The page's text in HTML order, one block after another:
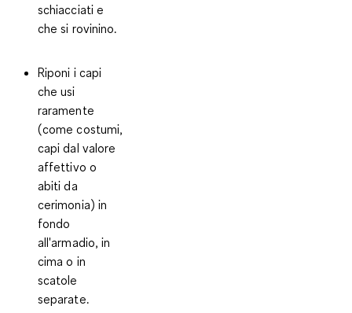
schiacciati e
che si rovinino.
Riponi i capi
che usi
raramente
(come costumi,
capi dal valore
affettivo o
abiti da
cerimonia) in
fondo
all'armadio, in
cima o in
scatole
separate.